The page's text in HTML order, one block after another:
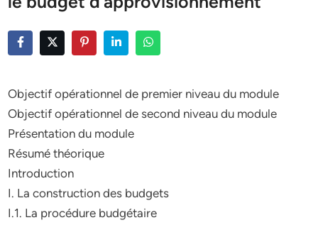
Objectif opérationnel de premier niveau du module
Objectif opérationnel de second niveau du module
Présentation du module
Résumé théorique
Introduction
I. La construction des budgets
I.1. La procédure budgétaire